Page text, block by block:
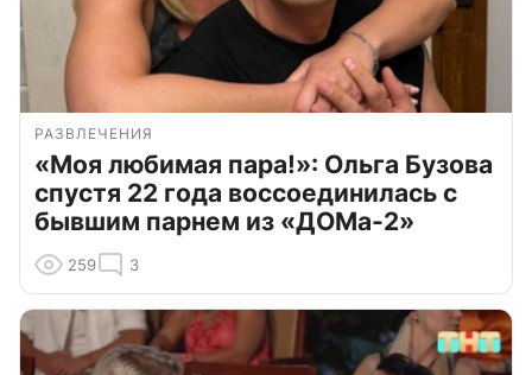
РАЗВЛЕЧЕНИЯ
«Моя любимая пара!»: Ольга Бузова
спустя 22 года воссоединилась с
бывшим парнем из «ДОМа-2»
259 3